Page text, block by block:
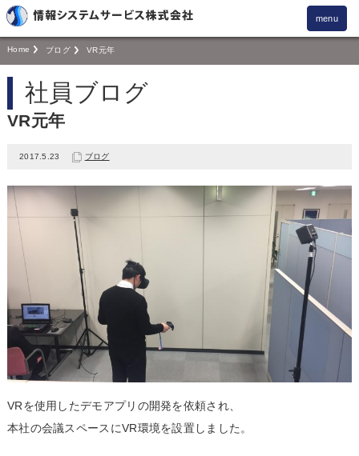
menu
Home ブログ VR元年
社員ブログ
VR元年
2017.5.23 ブログ
VRを使用したデモアプリの開発を依頼さ れ、
本社の会議スペースにVR環境を設置しました。